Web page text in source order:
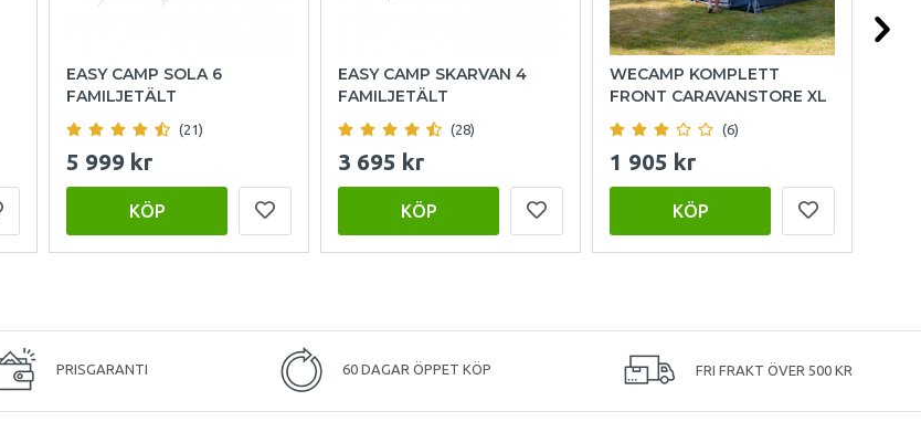
EASY CAMP SOLA 6
FAMILJETÄLT
(21)
5 999 kr
KÖP
EASY CAMP SKARVAN 4
FAMILJETÄLT
(28)
3 695 kr
KÖP
WECAMP KOMPLETT
FRONT CARAVANSTORE XL
(6)
1 905 kr
KÖP
PRISGARANTI 60 DAGAR ÖPPET KÖP FRI FRAKT ÖVER 500 KR